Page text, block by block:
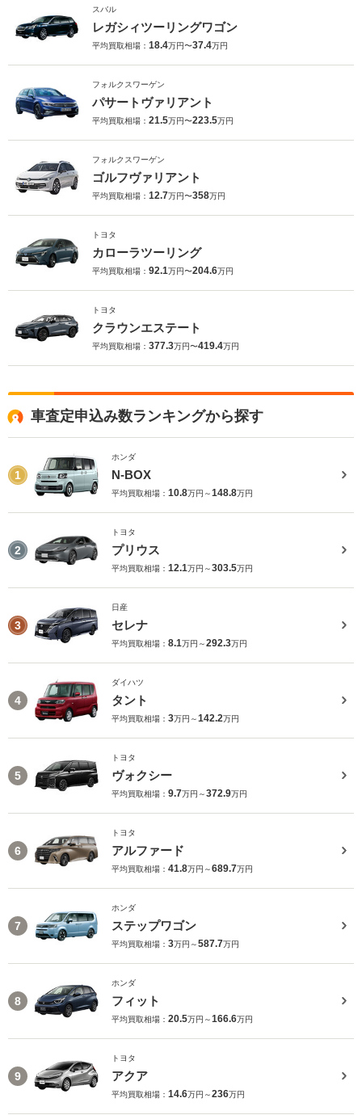
スバル
レガシィツーリングワゴン
平均買取相場： 18.4万円〜37.4万円
フォルクスワーゲン
パサートヴァリアント
平均買取相場： 21.5万円〜223.5万円
フォルクスワーゲン
ゴルフヴァリアント
平均買取相場： 12.7万円〜358万円
トヨタ
カローラツーリング
平均買取相場： 92.1万円〜204.6万円
トヨタ
クラウンエステート
平均買取相場： 377.3万円〜419.4万円
車査定申込み数ランキングから探す
1
ホンダ
N-BOX
平均買取相場： 10.8万円～148.8万円
2
トヨタ
プリウス
平均買取相場： 12.1万円～303.5万円
3
日産
セレナ
平均買取相場： 8.1万円～292.3万円
4
ダイハツ
タント
平均買取相場： 3万円～142.2万円
5
トヨタ
ヴォクシー
平均買取相場： 9.7万円～372.9万円
6
トヨタ
アルファード
平均買取相場： 41.8万円～689.7万円
7
ホンダ
ステップワゴン
平均買取相場： 3万円～587.7万円
8
ホンダ
フィット
平均買取相場： 20.5万円～166.6万円
9
トヨタ
アクア
平均買取相場： 14.6万円～236万円